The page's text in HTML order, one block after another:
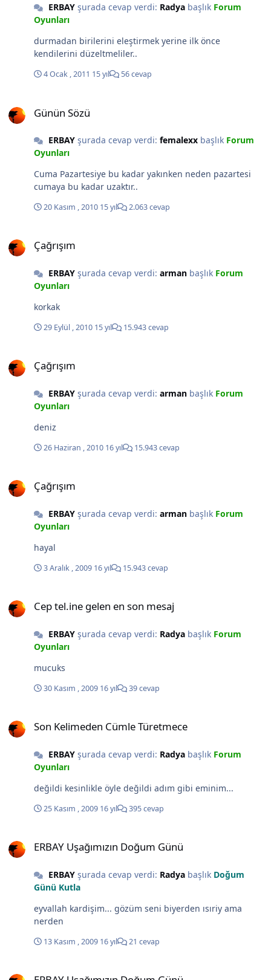
ERBAYşurada cevap verdi: Radyabaşlık Forum
Oyunları
durmadan birilerini eleştirmek yerine ilk önce
kendilerini düzeltmeliler..
4 Ocak , 2011 15 yıl 56 cevap
Günün Sözü
ERBAYşurada cevap verdi: femalexxbaşlık Forum
Oyunları
Cuma Pazartesiye bu kadar yakınken neden pazartesi
cumaya bu kadar uzaktır..
20 Kasım , 2010 15 yıl 2.063 cevap
Çağrışım
ERBAYşurada cevap verdi: armanbaşlık Forum
Oyunları
korkak
29 Eylül , 2010 15 yıl 15.943 cevap
Çağrışım
ERBAYşurada cevap verdi: armanbaşlık Forum
Oyunları
deniz
26 Haziran , 2010 16 yıl 15.943 cevap
Çağrışım
ERBAYşurada cevap verdi: armanbaşlık Forum
Oyunları
hayal
3 Aralık , 2009 16 yıl 15.943 cevap
Cep tel.ine gelen en son mesaj
ERBAYşurada cevap verdi: Radyabaşlık Forum
Oyunları
mucuks
30 Kasım , 2009 16 yıl 39 cevap
Son Kelimeden Cümle Türetmece
ERBAYşurada cevap verdi: Radyabaşlık Forum
Oyunları
değildi kesinlikle öyle değildi adım gibi eminim...
25 Kasım , 2009 16 yıl 395 cevap
ERBAY Uşağımızın Doğum Günü
ERBAYşurada cevap verdi: Radyabaşlık Doğum
Günü Kutla
eyvallah kardişim... gözüm seni biyerden ısıriy ama
nerden
13 Kasım , 2009 16 yıl 21 cevap